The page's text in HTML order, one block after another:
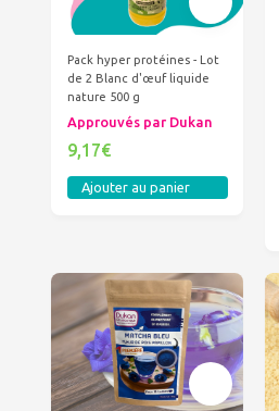
Pack hyper protéines - Lot
de 2 Blanc d'œuf liquide
nature 500 g
Approuvés par Dukan
9,17€
Ajouter au panier